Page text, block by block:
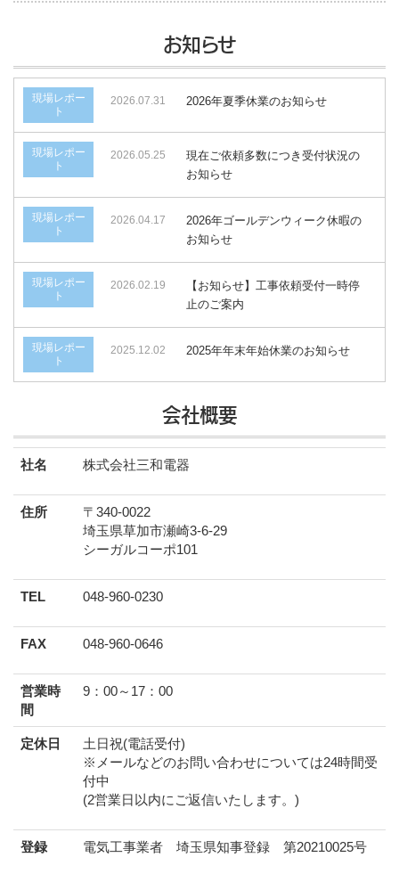
お知らせ
現場レポー
ト
2026.07.31 2026年夏季休業のお知らせ
現場レポー
ト
2026.05.25
現在ご依頼多数につき受付状況の
お知らせ
現場レポー
ト
2026.04.17
2026年ゴールデンウィーク休暇の
お知らせ
現場レポー
ト
2026.02.19
【お知らせ】工事依頼受付一時停
止のご案内
現場レポー
ト
2025.12.02 2025年年末年始休業のお知らせ
会社概要
社名 株式会社三和電器
住所
〒340-0022
埼玉県草加市瀬崎3-6-29
シーガルコーポ101
TEL 048-960-0230
FAX 048-960-0646
営業時
間
9：00～17：00
定休日
土日祝(電話受付)
※メールなどのお問い合わせについては24時間受
付中
(2営業日以内にご返信いたします。)
登録 電気工事業者 埼玉県知事登録 第20210025号